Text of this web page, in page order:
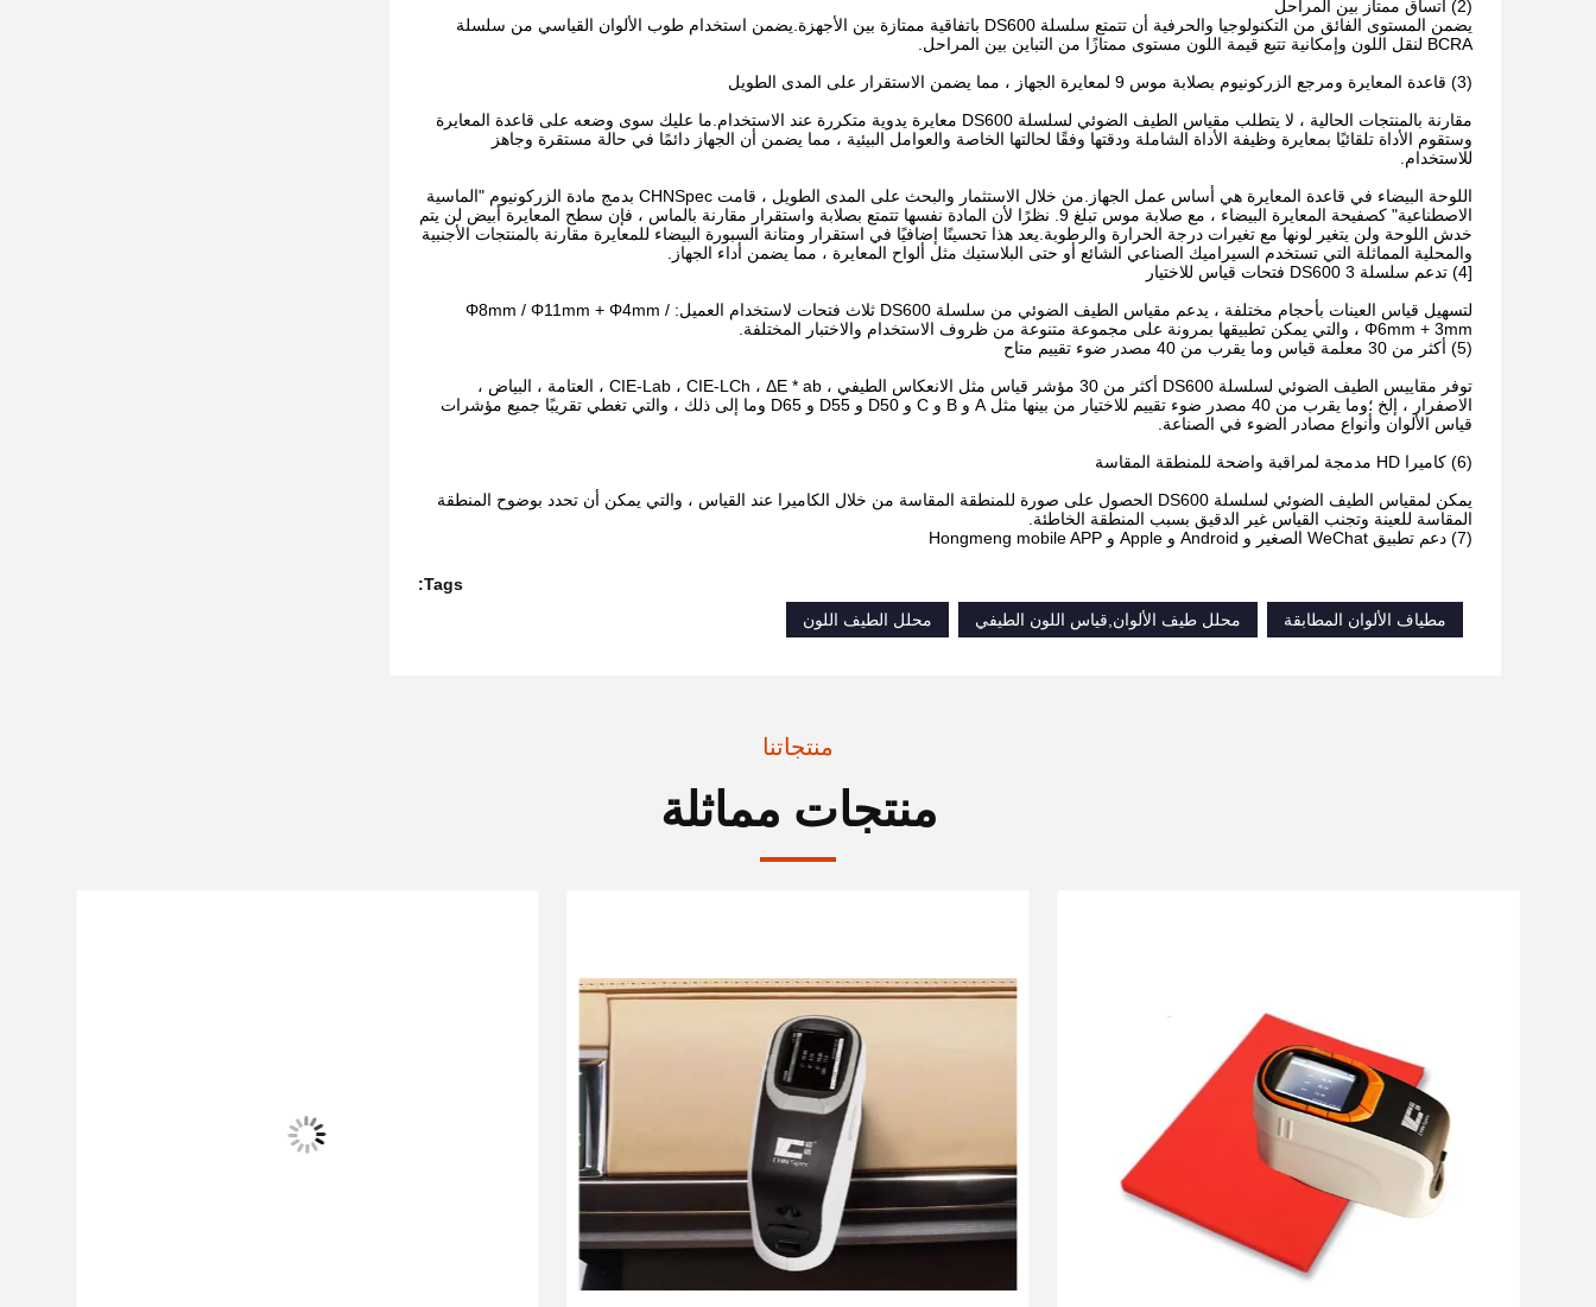
(2) اتساق ممتاز بين المراحل
يضمن المستوى الفائق من التكنولوجيا والحرفية أن تتمتع سلسلة DS600 باتفاقية ممتازة بين الأجهزة.يضمن استخدام طوب الألوان القياسي من سلسلة
BCRA لنقل اللون وإمكانية تتبع قيمة اللون مستوى ممتازًا من التباين بين المراحل.
(3) قاعدة المعايرة ومرجع الزركونيوم بصلابة موس 9 لمعايرة الجهاز ، مما يضمن الاستقرار على المدى الطويل
مقارنة بالمنتجات الحالية ، لا يتطلب مقياس الطيف الضوئي لسلسلة DS600 معايرة يدوية متكررة عند الاستخدام.ما عليك سوى وضعه على قاعدة المعايرة
وستقوم الأداة تلقائيًا بمعايرة وظيفة الأداة الشاملة ودقتها وفقًا لحالتها الخاصة والعوامل البيئية ، مما يضمن أن الجهاز دائمًا في حالة مستقرة وجاهز
للاستخدام.
اللوحة البيضاء في قاعدة المعايرة هي أساس عمل الجهاز.من خلال الاستثمار والبحث على المدى الطويل ، قامت CHNSpec بدمج مادة الزركونيوم "الماسية
الاصطناعية" كصفيحة المعايرة البيضاء ، مع صلابة موس تبلغ 9. نظرًا لأن المادة نفسها تتمتع بصلابة واستقرار مقارنة بالماس ، فإن سطح المعايرة أبيض لن يتم
خدش اللوحة ولن يتغير لونها مع تغيرات درجة الحرارة والرطوبة.يعد هذا تحسينًا إضافيًا في استقرار ومتانة السبورة البيضاء للمعايرة مقارنة بالمنتجات الأجنبية
والمحلية المماثلة التي تستخدم السيراميك الصناعي الشائع أو حتى البلاستيك مثل ألواح المعايرة ، مما يضمن أداء الجهاز.
[4) تدعم سلسلة DS600 3 فتحات قياس للاختيار
لتسهيل قياس العينات بأحجام مختلفة ، يدعم مقياس الطيف الضوئي من سلسلة DS600 ثلاث فتحات لاستخدام العميل: Φ8mm / Φ11mm + Φ4mm /
Φ6mm + 3mm ، والتي يمكن تطبيقها بمرونة على مجموعة متنوعة من ظروف الاستخدام والاختبار المختلفة.
(5) أكثر من 30 معلمة قياس وما يقرب من 40 مصدر ضوء تقييم متاح
توفر مقاييس الطيف الضوئي لسلسلة DS600 أكثر من 30 مؤشر قياس مثل الانعكاس الطيفي ، CIE-Lab ، CIE-LCh ، ΔE * ab ، العتامة ، البياض ،
الاصفرار ، إلخ ؛وما يقرب من 40 مصدر ضوء تقييم للاختيار من بينها مثل A و B و C و D50 و D55 و D65 وما إلى ذلك ، والتي تغطي تقريبًا جميع مؤشرات
قياس الألوان وأنواع مصادر الضوء في الصناعة.
(6) كاميرا HD مدمجة لمراقبة واضحة للمنطقة المقاسة
يمكن لمقياس الطيف الضوئي لسلسلة DS600 الحصول على صورة للمنطقة المقاسة من خلال الكاميرا عند القياس ، والتي يمكن أن تحدد بوضوح المنطقة
المقاسة للعينة وتجنب القياس غير الدقيق بسبب المنطقة الخاطئة.
(7) دعم تطبيق WeChat الصغير و Android و Apple و Hongmeng mobile APP
Tags:
مطياف الألوان المطابقة
محلل طيف الألوان,قياس اللون الطيفي محلل الطيف اللون
منتجاتنا
منتجات مماثلة